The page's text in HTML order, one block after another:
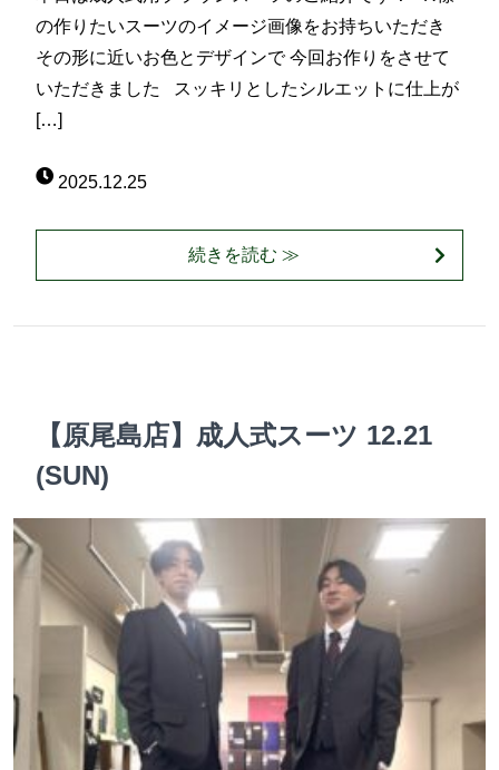
の作りたいスーツのイメージ画像をお持ちいただき
その形に近いお色とデザインで 今回お作りをさせて
いただきました スッキリとしたシルエットに仕上が
[…]
2025.12.25
続きを読む ≫
【原尾島店】成人式スーツ 12.21
(SUN)